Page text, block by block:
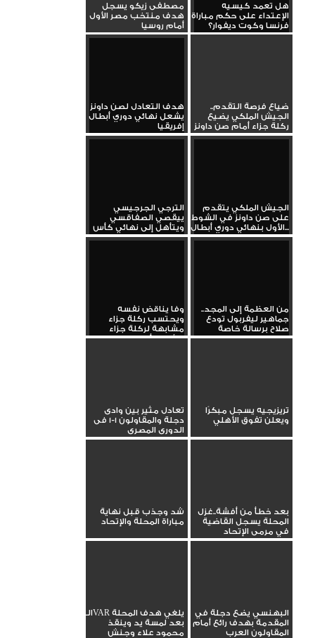
هل تعمد كيسيه
الإعتداء على حكم مباراة
فرنسا وكوت ديفوار؟
مصطفى زيكو يسجل
هدف منتخب مصر الأول
أمام روسيا
ضياع فرصة التقدم..
الجيش الملكي يضيع
ركلة جزاء أمام صن داونز
هدف التعادل لصن داونز
يشعل نهائي دوري أبطال
إفريقيا
الجيش الملكي يتقدم
على صن داونز في الشوط
الأول بنهائي دوري أبطال...
الترجي الجرجيسي
ييقصي الصفاقسي
ويتأهل إلى نهائي كأس
تونس
من العظمة إلى المجد..
جماهير ليفربول تودع
صلاح برسالة خاصة
وفا يناقض نفسه
ويحتسب ركلة جزاء
مشابهة لركلة جزاء
الأهلي أمام...
تريزيجيه يسجل مبكرًا
ويعلن تفوق الأهلي
تعادل مثير بين وادى
دجلة والمقاولون 1-1 فى
الدورى المصرى
بعد خطأ من أفشة..غزل
المحلة يسجل القاضية
في مرمى الإتحاد
شد وجذب قبل نهاية
مباراة المحلة والإتحاد
البهنسي يضع دجلة في
المقدمة بهدف رائع أمام
المقاولون العرب
الـVAR يلغي هدف المحلة
بعد لمسة يد وينقذ
محمود علاء وجنش